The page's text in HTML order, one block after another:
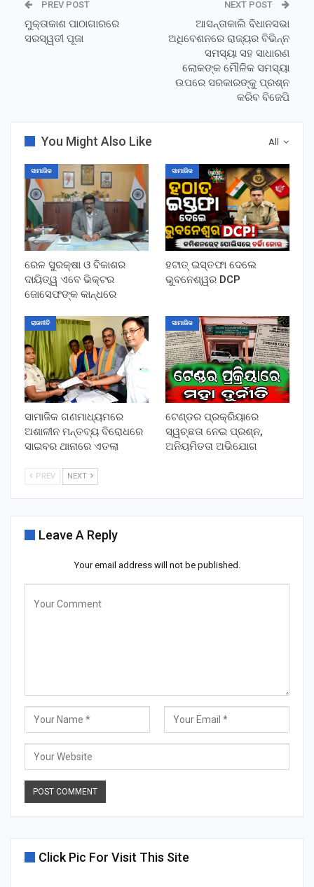
PREV POST
ମୁକ୍ତାକାଶ ପାଠାଗାରରେ
ସରସ୍ୱତୀ ପୂଜା
NEXT POST
ଆସନ୍ତାକାଲି ବିଧାନସଭା
ଅଧିବେଶନରେ ରାଜ୍ୟର ବିଭିନ୍ନ
ସମସ୍ୟା ସହ ସାଧାରଣ
ଲୋକଙ୍କ ମୌଳିକ ସମସ୍ୟା
ଉପରେ ସରକାରଙ୍କୁ ପ୍ରଶ୍ନ
କରିବ ବିଜେପି
All
You Might Also Like
ସାମାଜିକ
ରେଳ ସୁରକ୍ଷା ଓ ବିକାଶର
ଦାୟିତ୍ୱ ଏବେ ଭିକ୍ଟର
ଜୋସେଫଙ୍କ କାନ୍ଧରେ
ସାମାଜିକ
ହଟାତ୍ ଇସ୍ତଫା ଦେଲେ
ଭୁବନେଶ୍ୱର DCP
ରାଜନୀତି
ସାମାଜିକ ଗଣମାଧ୍ୟମରେ
ଅଶାଳୀନ ମନ୍ତବ୍ୟ ବିରୋଧରେ
ସାଇବର ଥାନାରେ ଏତଲା
ସାମାଜିକ
ଟେଣ୍ଡର ପ୍ରକ୍ରିୟାରେ
ସ୍ୱଚ୍ଛତା ନେଇ ପ୍ରଶ୍ନ,
ଅନିୟମିତତା ଅଭିଯୋଗ
PREV NEXT
Leave A Reply
Your email address will not be published.
Click Pic For Visit This Site